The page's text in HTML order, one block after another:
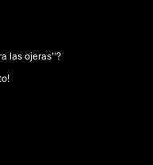
las ojeras''?